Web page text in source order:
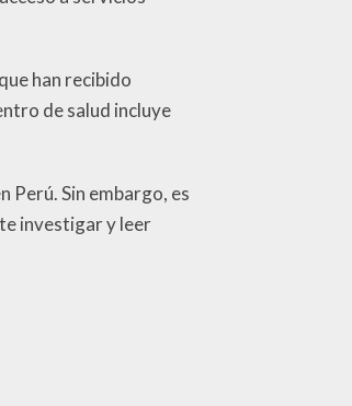
han recibido
de salud incluye
Perú. Sin embargo, es
investigar y leer